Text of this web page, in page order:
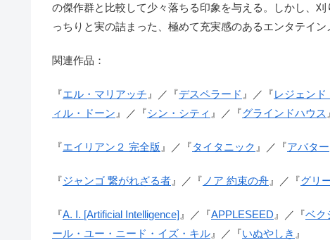
の傑作群と比較して少々落ちる印象を与える。しかし、
っちりと実の詰まった、極めて充実感のあるエンタテイ
関連作品：
『エル・マリアッチ 』／『デスペラード 』／『レジェン
ィル・ドーン 』／『シン・シティ 』／『グラインドハウス
『エイリアン２ 完全版 』／『タイタニック 』／『アバター
『ジャンゴ 繋がれざる者 』／『 ノア 約束の舟 』／『グリ
『A. I. [Artificial Intelligence] 』／『APPLESEED 』／『ベク
ール・ユー・ニード・イズ・キル 』／『いぬやしき 』